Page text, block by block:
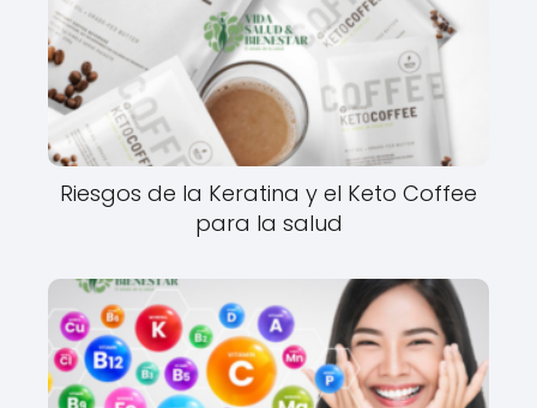
Riesgos de la Keratina y el Keto Coffee
para la salud